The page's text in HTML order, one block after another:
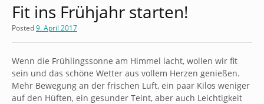
Fit ins Frühjahr starten!
Posted9. April 2017
Wenn die Frühlingssonne am Himmel lacht, wollen wir fit
sein und das schöne Wetter aus vollem Herzen genießen.
Mehr Bewegung an der frischen Luft, ein paar Kilos weniger
auf den Hüften, ein gesunder Teint, aber auch Leichtigkeit